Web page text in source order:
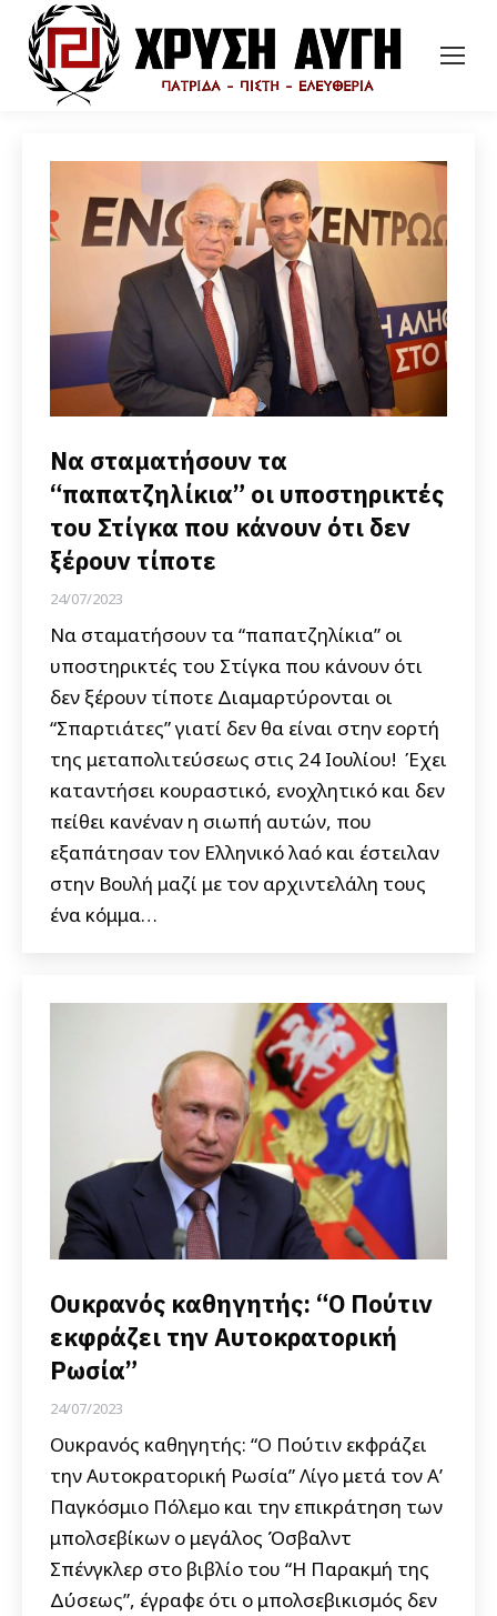
Να σταματήσουν τα
“παπατζηλίκια” οι υποστηρικτές
του Στίγκα που κάνουν ότι δεν
ξέρουν τίποτε
24/07/2023
Να σταματήσουν τα “παπατζηλίκια” οι
υποστηρικτές του Στίγκα που κάνουν ότι
δεν ξέρουν τίποτε Διαμαρτύρονται οι
“Σπαρτιάτες” γιατί δεν θα είναι στην εορτή
της μεταπολιτεύσεως στις 24 Ιουλίου! Έχει
καταντήσει κουραστικό, ενοχλητικό και δεν
πείθει κανέναν η σιωπή αυτών, που
εξαπάτησαν τον Ελληνικό λαό και έστειλαν
στην Βουλή μαζί με τον αρχιντελάλη τους
ένα κόμμα…
Ουκρανός καθηγητής: “Ο Πούτιν
εκφράζει την Αυτοκρατορική
Ρωσία”
24/07/2023
Ουκρανός καθηγητής: “Ο Πούτιν εκφράζει
την Αυτοκρατορική Ρωσία” Λίγο μετά τον Α’
Παγκόσμιο Πόλεμο και την επικράτηση των
μπολσεβίκων ο μεγάλος Όσβαλντ
Σπένγκλερ στο βιβλίο του “Η Παρακμή της
Δύσεως”, έγραφε ότι ο μπολσεβικισμός δεν